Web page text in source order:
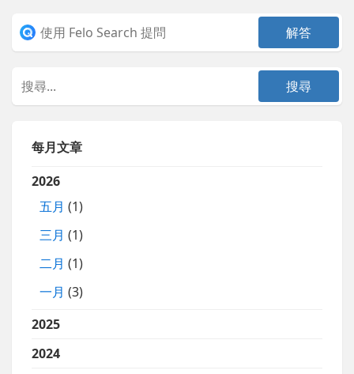
每月文章
2026
五月 (1)
三月 (1)
二月 (1)
一月 (3)
2025
2024